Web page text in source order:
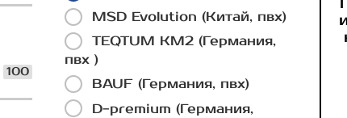
100
MSD Evolution (Китай, пвх)
TEQTUM КМ2 (Германия,
пвх )
BAUF (Германия, пвх)
D-premium (Германия,